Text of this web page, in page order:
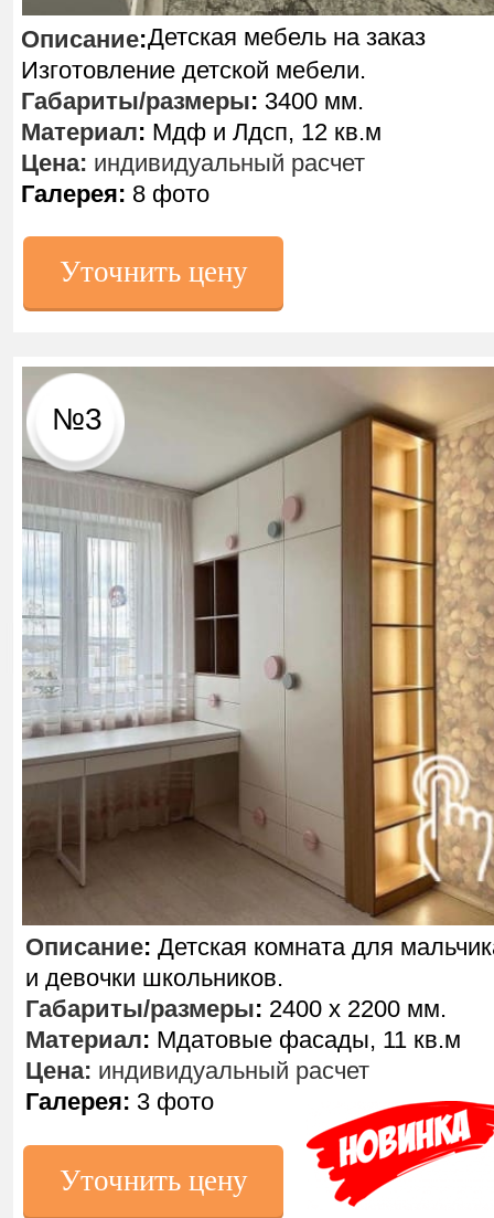
Детская мебель на заказ
Уточнить цену
Описание:
Изготовление детской мебели.
Габариты/размеры: 3400 мм.
Материал: Мдф и Лдсп, 12 кв.м
Цена: индивидуальный расчет
Галерея: 8 фото
Уточнить цену
Описание: Детская комната для
и девочки школьников.
Габариты/размеры: 2400 х 2200 мм.
Материал: Мдатовые фасады, 11 кв.м
Цена: индивидуальный расчет
Галерея: 3 фото
№3